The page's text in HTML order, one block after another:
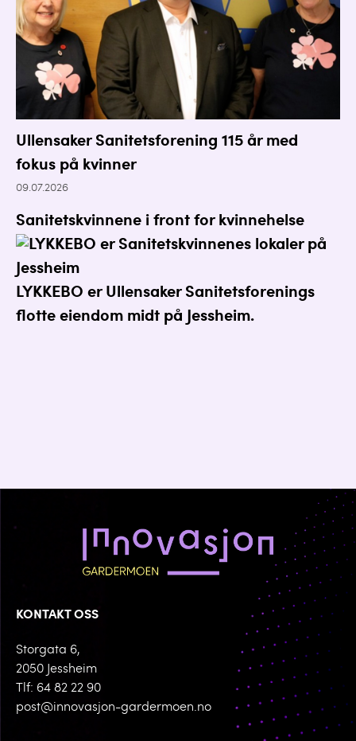
Ullensaker Sanitetsforening 115 år med
fokus på kvinner
09.07.2026
Sanitetskvinnene i front for kvinnehelse
LYKKEBO er Ullensaker Sanitetsforenings
flotte eiendom midt på Jessheim.
KONTAKT OSS
Storgata 6,
2050 Jessheim
Tlf: 64 82 22 90
post@innovasjon-gardermoen.no